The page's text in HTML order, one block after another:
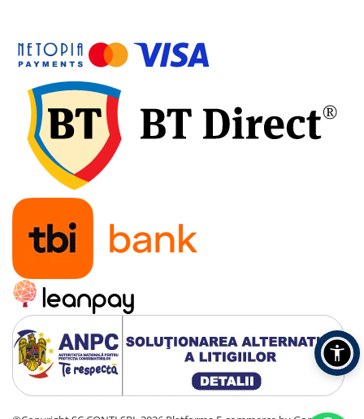
Scule electrice
Amestecatoare
Ciocane demolatoare
Ciocane rotopercutoare
Fierastraie electrice
Masini de frezat
Masini de gaurit si insurubat
Masini de insurubat cu impact
Masini de legat fier-beton
Pistoale de vopsit
Polizoare
Rindele electrice
Slefuitoare
Suflante cu aer cald
Strunguri
Accesorii scule electrice
Scule de mana